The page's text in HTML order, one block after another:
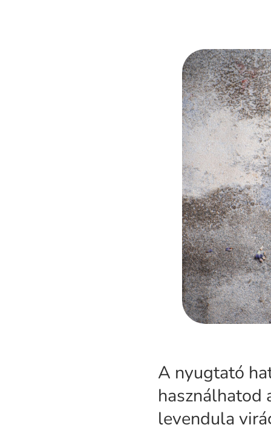
A nyugtató
használhatod
levendula